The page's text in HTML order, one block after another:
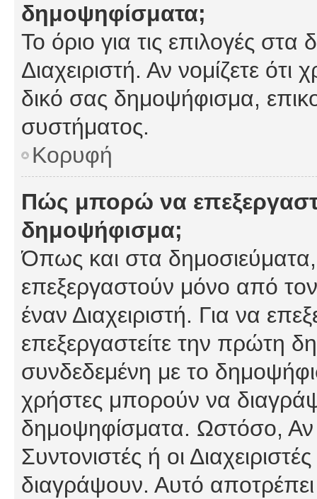
δημοψηφίσματα;
Το όριο για τις επιλογές
Διαχειριστή. Αν νομίζετε ότι
δικό σας δημοψήφισμα,
συστήματος.
Κορυφή
Πώς μπορώ να
δημοψήφισμα;
Όπως και στα
επεξεργαστούν μόνο από
έναν Διαχειριστή. Για να
επεξεργαστείτε την πρώτη
συνδεδεμένη με το
χρήστες μπορούν να
δημοψηφίσματα. Ωστόσο, Αν
Συντονιστές ή οι
διαγράψουν. Αυτό